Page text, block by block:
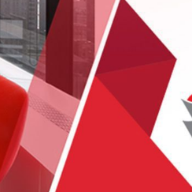
mevsim ideal bir iç